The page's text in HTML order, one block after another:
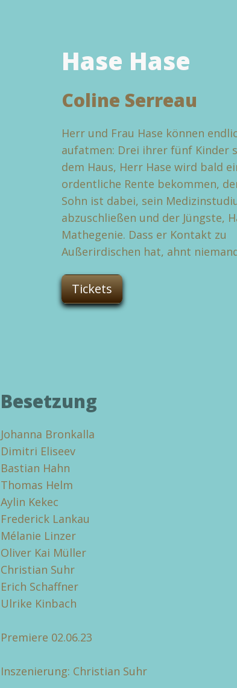
Hase Hase
Coline Serreau
Herr und Frau Hase können
aufatmen: Drei ihrer fünf Kinder
dem Haus, Herr Hase wird bald
ordentliche Rente bekommen,
Sohn ist dabei, sein
abzuschließen und der Jüngste,
Mathegenie. Dass er Kontakt zu
Außerirdischen hat, ahnt
Tickets
Besetzung
Johanna Bronkalla
Dimitri Eliseev
Bastian Hahn
Thomas Helm
Aylin Kekec
Frederick Lankau
Mélanie Linzer
Oliver Kai Müller
Christian Suhr
Erich Schaffner
Ulrike Kinbach
Premiere 02.06.23
Inszenierung: Christian Suhr